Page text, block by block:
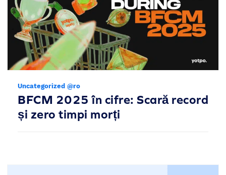
Uncategorized @ro
BFCM 2025 în cifre: Scară record
și zero timpi morți